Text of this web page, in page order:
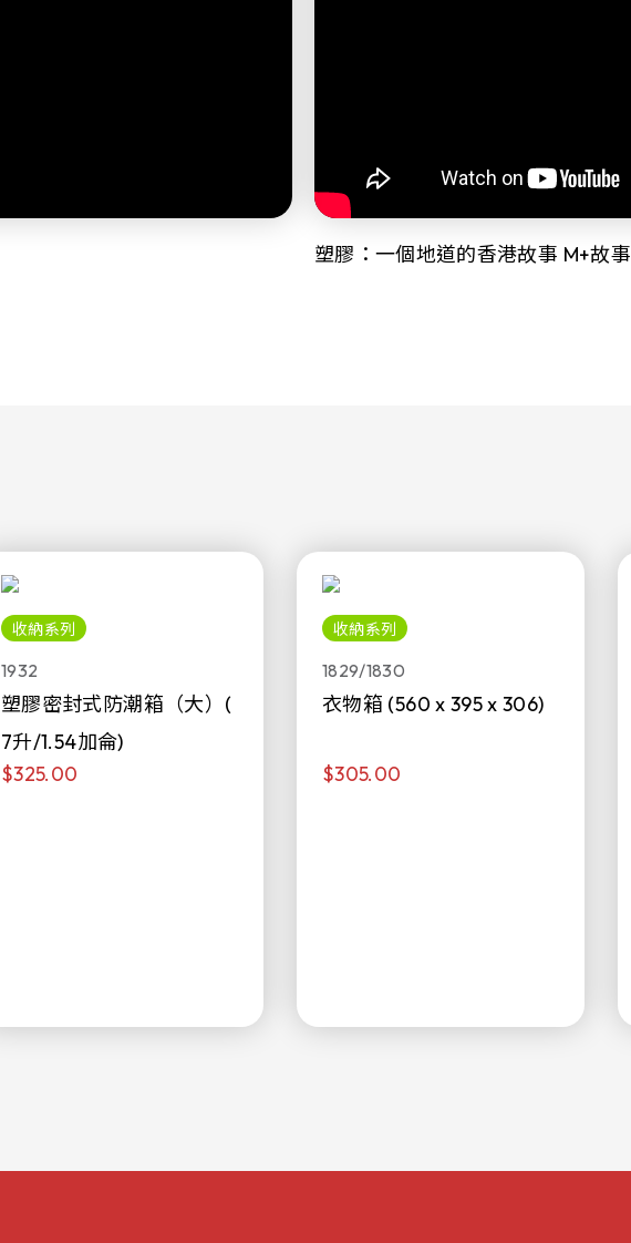
塑膠：一個地道的香港故事 M+故事
收納系列
1932
塑膠密封式防潮箱（大）(
7升/1.54加侖)
$325.00
收納系列
1829/1830
衣物箱 (560 x 395 x 306)
$305.00